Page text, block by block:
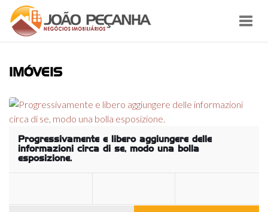
IMÓVEIS
Progressivamente e libero aggiungere delle
informazioni circa di se, modo una bolla
esposizione.